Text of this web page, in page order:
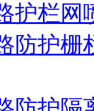
护栏网
防护栅